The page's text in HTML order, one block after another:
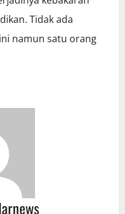
Tidak ada
namun satu orang